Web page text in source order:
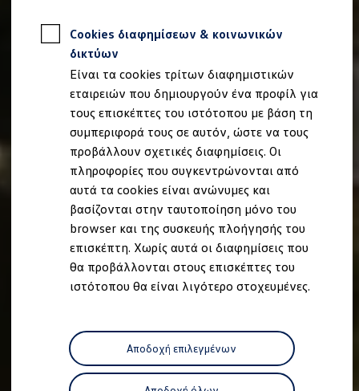
Cookies διαφημίσεων & κοινωνικών
δικτύων
Είναι τα cookies τρίτων διαφημιστικών
εταιρειών που δημιουργούν ένα προφίλ για
τους επισκέπτες του ιστότοπου με βάση τη
συμπεριφορά τους σε αυτόν, ώστε να τους
προβάλλουν σχετικές διαφημίσεις. Οι
πληροφορίες που συγκεντρώνονται από
αυτά τα cookies είναι ανώνυμες και
βασίζονται στην ταυτοποίηση μόνο του
browser και της συσκευής πλοήγησής του
επισκέπτη. Χωρίς αυτά οι διαφημίσεις που
θα προβάλλονται στους επισκέπτες του
ιστότοπου θα είναι λιγότερο στοχευμένες.
Αποδοχή επιλεγμένων
Εφαρμογές Volkswagen, σύνδεση και
Σύνδεση κινητού τηλεφώνου και οχήματος
We Charge - Υπηρεσία Φόρτισης
Πληροφορίες Πελάτη
Ανακύκλωση & Επιστροφή
Ανακλήσεις ασφαλείας και Τεχνικά μέτρα
Προειδοποιητικές και ενδεικτικές λυχνίες
Eνημερώσεις λογισμικού
Digital Manual - Ψηφιακό εγχειρίδιο
XTL diesel fuel
Υπηρεσίες Volkswagen
Υπηρεσίες Volkswagen Click@Service
Pick Up & Delivery
Φροντίδα Clean Plus
Επαγγελματικά Οχήματα Volkswagen
Συντήρηση & Επισκευή Επαγγελματικών
Σημαντικές πληροφορίες
Εγγύηση Επαγγελματικών Volkswagen
Εξουσιοδοτημένο Δίκτυο Volkswagen
Αστυπάλαια: Κίνητρα Επιδότησης
Volkswagen Bulli - 75 Χρόνια Κληρονομιάς
Bulli magazine